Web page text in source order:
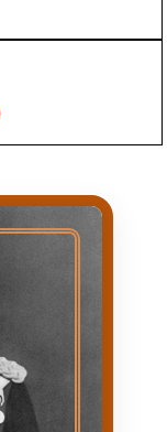
PREMIÈRE